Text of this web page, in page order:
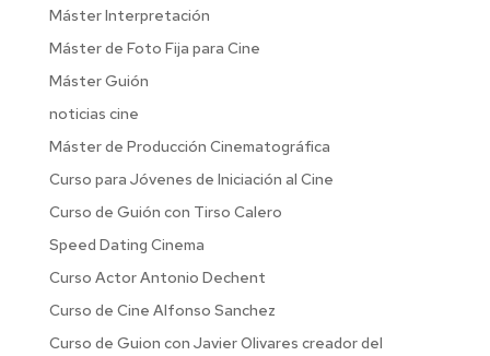
Máster Interpretación
Máster de Foto Fija para Cine
Máster Guión
noticias cine
Máster de Producción Cinematográfica
Curso para Jóvenes de Iniciación al Cine
Curso de Guión con Tirso Calero
Speed Dating Cinema
Curso Actor Antonio Dechent
Curso de Cine Alfonso Sanchez
Curso de Guion con Javier Olivares creador del